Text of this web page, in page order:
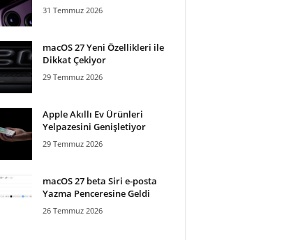
31 Temmuz 2026
macOS 27 Yeni Özellikleri ile
Dikkat Çekiyor
29 Temmuz 2026
Apple Akıllı Ev Ürünleri
Yelpazesini Genişletiyor
29 Temmuz 2026
macOS 27 beta Siri e-posta
Yazma Penceresine Geldi
26 Temmuz 2026